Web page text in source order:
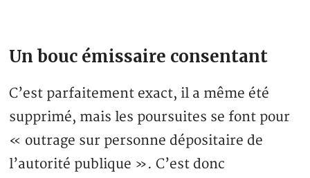
Un bouc émissaire consentant
C’est parfaitement exact, il a même été
supprimé, mais les poursuites se font pour
« outrage sur personne dépositaire de
l’autorité publique ». C’est donc